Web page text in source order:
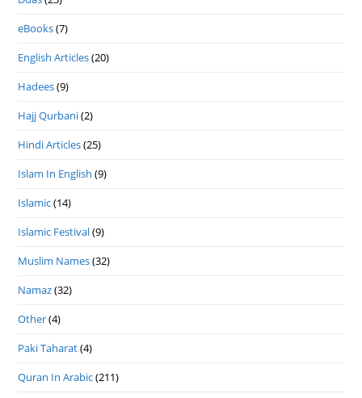
eBooks(7)
English Articles(20)
Hadees(9)
Hajj Qurbani(2)
Hindi Articles(25)
Islam In English (9)
Islamic(14)
Islamic Festival(9)
Muslim Names(32)
Namaz(32)
Other(4)
Paki Taharat(4)
Quran In Arabic(211)